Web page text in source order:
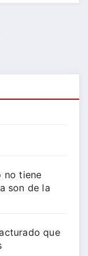
no tiene
son de la
que